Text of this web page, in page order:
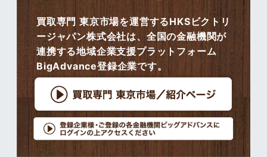
買取専門 東京市場を運営するHKSビクトリ
ージャパン株式会社は、全国の金融機関が
連携する地域企業支援プラットフォーム
BigAdvance登録企業です。